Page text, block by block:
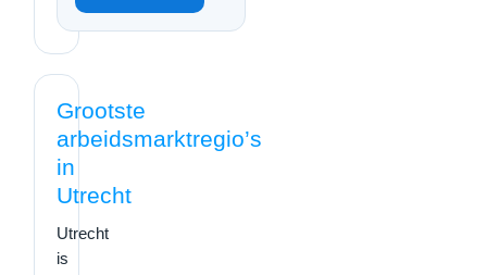
Grootste
arbeidsmarktregio’s
in
Utrecht
Utrecht
is